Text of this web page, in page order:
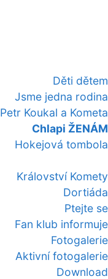
Děti dětem
Jsme jedna rodina
Petr Koukal a Kometa
Chlapi ŽENÁM
Hokejová tombola
Království Komety
Dortiáda
Ptejte se
Fan klub informuje
Fotogalerie
Aktivní fotogalerie
Download